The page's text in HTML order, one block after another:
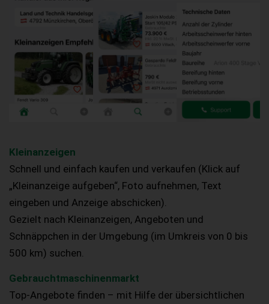
Kleinanzeigen
Schnell und einfach kaufen und verkaufen (Klick auf
„Kleinanzeige aufgeben“, Foto aufnehmen, Text
eingeben und Anzeige abschicken).
Gezielt nach Kleinanzeigen, Angeboten und
Schnäppchen in der Umgebung (im Umkreis von 0 bis
500 km) suchen.
Gebrauchtmaschinenmarkt
Top-Angebote finden – mit Hilfe der übersichtlichen